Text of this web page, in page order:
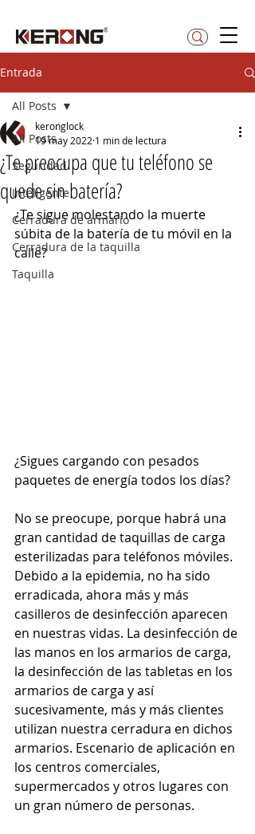
Entrada
All Posts
Seguridad
Inteligente
Cerradura de armario
Cerradura de la taquilla
Taquilla
All Posts
¿Te preocupa que tu teléfono se
quede sin batería?
keronglock
19 may 2022 1 min de lectura
¿Te sigue molestando la muerte
súbita de la batería de tu móvil en la
calle?
¿Sigues cargando con pesados
paquetes de energía todos los días?
No se preocupe, porque habrá una
gran cantidad de taquillas de carga
esterilizadas para teléfonos móviles.
Debido a la epidemia, no ha sido
erradicada, ahora más y más
casilleros de desinfección aparecen
en nuestras vidas. La desinfección de
las manos en los armarios de carga,
la desinfección de las tabletas en los
armarios de carga y así
sucesivamente, más y más clientes
utilizan nuestra cerradura en dichos
armarios. Escenario de aplicación en
los centros comerciales,
supermercados y otros lugares con
un gran número de personas.